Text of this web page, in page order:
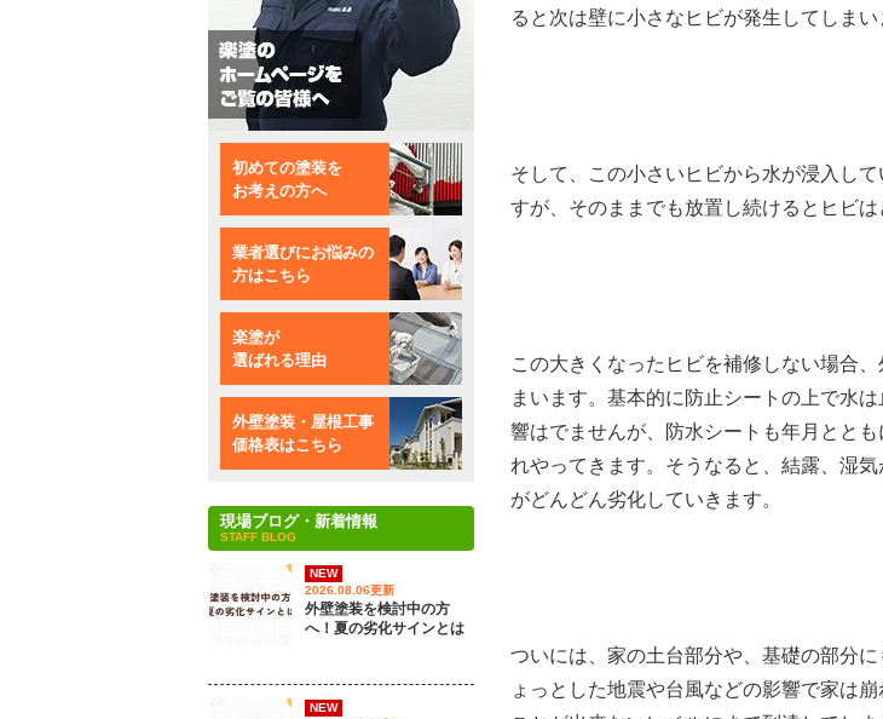
ると次は壁に小さなヒビが発生してしまい
そして、この小さいヒビから水が浸入し
すが、そのままでも放置し続けるとヒビは
この大きくなったヒビを補修しない場合
まいます。基本的に防止シートの上で水
響はでませんが、防水シートも年月とと
れやってきます。そうなると、結露、湿
がどんどん劣化していきます。
ついには、家の土台部分や、基礎の部分
ょっとした地震や台風などの影響で家は
初めての塗装を
お考えの方へ
業者選びにお悩みの
方はこちら
楽塗が
選ばれる理由
外壁塗装・屋根工事
価格表はこちら
現場ブログ・新着情報
STAFF BLOG
NEW
2026.08.06更新
外壁塗装を検討中の方
へ！夏の劣化サインとは
NEW